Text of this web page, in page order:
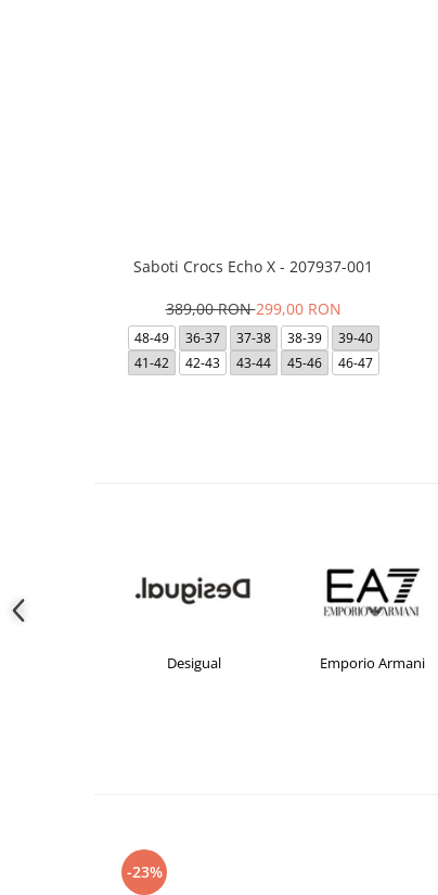
Saboti Crocs Echo X - 207937-001
389,00 RON299,00 RON
48-49 36-37 37-38 38-39
39-40
41-42
42-43 43-44 45-46 46-47
Desigual Emporio Armani
-23%